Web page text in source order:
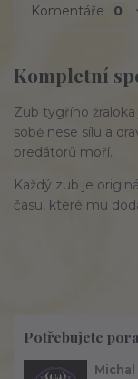
Komentáře 0
Kompletní
Zub tygřího
sobě nese sílu a
predátorů moří.
Každý zub je
času, které mu
Potřebujete
Michal